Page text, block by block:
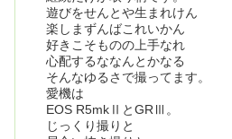
遊びをせんとや生まれけん
楽しまずんばこれいかん
好きこそものの上手なれ
心配するななんとかなる
そんなゆるさで撮ってます。
愛機は
EOS R5mkⅡとGRⅢ。
じっくり撮りと